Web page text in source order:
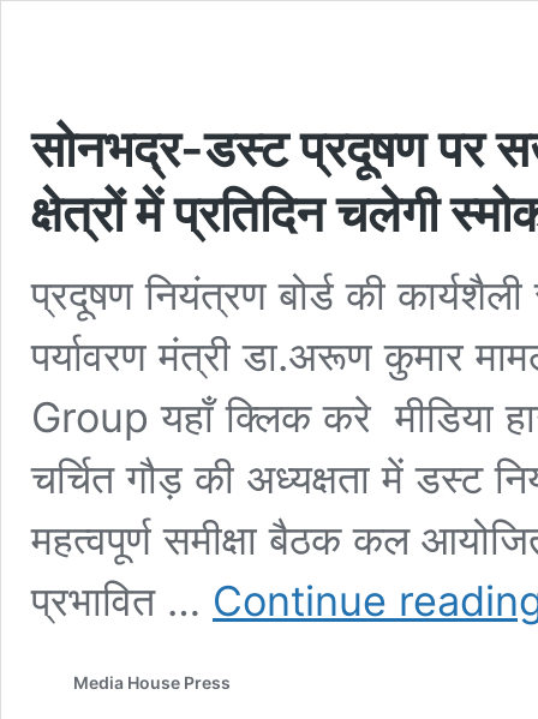
सोनभद्र-डस्ट प्रदूषण पर
क्षेत्रों में प्रतिदिन चलेगी
प्रदूषण नियंत्रण बोर्ड की
पर्यावरण मंत्री डा.अरूण कुमार
Group यहाँ क्लिक करे मीडिया
चर्चित गौड़ की अध्यक्षता में डस्ट
महत्वपूर्ण समीक्षा बैठक कल
प्रभावित … Continue
Media House Press